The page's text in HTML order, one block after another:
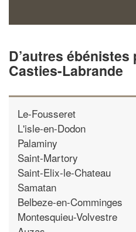
D’autres ébénistes
Casties-Labrande
Le-Fousseret
L'isle-en-Dodon
Palaminy
Saint-Martory
Saint-Elix-le-Chateau
Samatan
Belbeze-en-Comminges
Montesquieu-Volvestre